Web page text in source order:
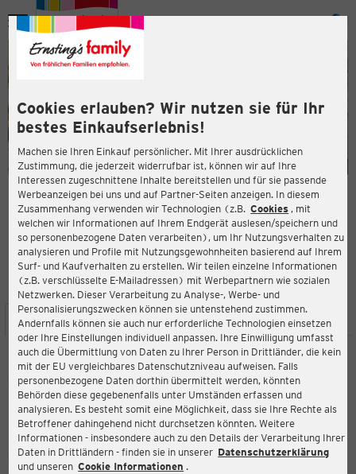
Cookies erlauben? Wir nutzen sie für Ihr
bestes Einkaufserlebnis!
Machen sie Ihren Einkauf persönlicher. Mit Ihrer ausdrücklichen
Zustimmung, die jederzeit widerrufbar ist, können wir auf Ihre
Interessen zugeschnittene Inhalte bereitstellen und für sie passende
Werbeanzeigen bei uns und auf Partner-Seiten anzeigen. In diesem
Zusammenhang verwenden wir Technologien (z.B. Cookies , mit
welchen wir Informationen auf Ihrem Endgerät auslesen/speichern und
so personenbezogene Daten verarbeiten), um Ihr Nutzungsverhalten zu
analysieren und Profile mit Nutzungsgewohnheiten basierend auf Ihrem
Surf- und Kaufverhalten zu erstellen. Wir teilen einzelne Informationen
(z.B. verschlüsselte E-Mailadressen) mit Werbepartnern wie sozialen
Netzwerken. Dieser Verarbeitung zu Analyse-, Werbe- und
Personalisierungszwecken können sie untenstehend zustimmen.
Andernfalls können sie auch nur erforderliche Technologien einsetzen
oder Ihre Einstellungen individuell anpassen. Ihre Einwilligung umfasst
auch die Übermittlung von Daten zu Ihrer Person in Drittländer, die kein
mit der EU vergleichbares Datenschutzniveau aufweisen. Falls
personenbezogene Daten dorthin übermittelt werden, könnten
Behörden diese gegebenenfalls unter Umständen erfassen und
analysieren. Es besteht somit eine Möglichkeit, dass sie Ihre Rechte als
Betroffener dahingehend nicht durchsetzen könnten. Weitere
Informationen - insbesondere auch zu den Details der Verarbeitung Ihrer
Daten in Drittländern - finden sie in unserer Datenschutzerklärung
und unseren Cookie Informationen .
Menü
ERNSTING'S FAMILY FILIALE
Karlstraße 2
58507 Lüdenscheid
4,2
Bewertung:
STANDORT SERVICES SORTIMENT AKTIONEN
Ernsting's family
Karlstraße 2, 58507 Lüdenscheid
Aktuell:
Geöffnet